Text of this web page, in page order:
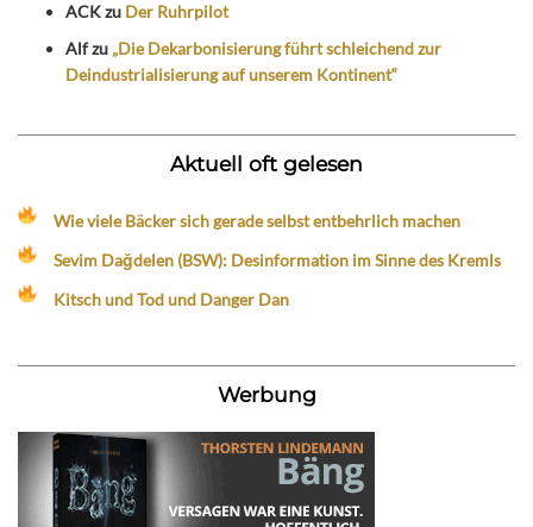
ACKzu Der Ruhrpilot
Alfzu „Die Dekarbonisierung führt schleichend zur
Deindustrialisierung auf unserem Kontinent“
Aktuell oft gelesen
Wie viele Bäcker sich gerade selbst entbehrlich machen
Sevim Dağdelen (BSW): Desinformation im Sinne des Kremls
Kitsch und Tod und Danger Dan
Werbung